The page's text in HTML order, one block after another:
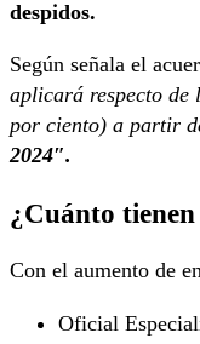
despidos.
Según señala el
aplicará respecto de
por ciento) a partir
2024″.
¿Cuánto
Con el aumento de
Oficial